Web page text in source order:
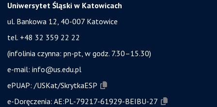
Uniwersytet Śląski w Katowicach
ul. Bankowa 12, 40-007 Katowice
tel. +48 32 359 22 22
(infolinia czynna: pn-pt, w godz. 7.30–15.30)
e-mail: info@us.edu.pl
ePUAP: /USKat/SkrytkaESP
e-Doręczenia: AE:PL-79217-61929-BEIBU-27